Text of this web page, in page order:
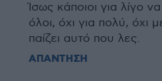
Ίσως κάποιοι για λίγο
όλοι, όχι για πολύ, όχι
παίζει αυτό που λες.
ΑΠΑΝΤΗΣΗ